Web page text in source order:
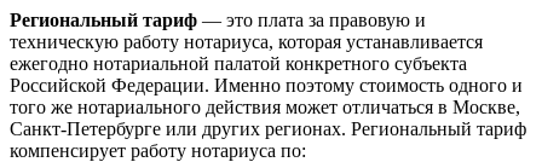
Региональный тариф — это плата за правовую и
техническую работу нотариуса, которая устанавливается
ежегодно нотариальной палатой конкретного субъекта
Российской Федерации. Именно поэтому стоимость одного и
того же нотариального действия может отличаться в Москве,
Санкт-Петербурге или других регионах. Региональный тариф
компенсирует работу нотариуса по: